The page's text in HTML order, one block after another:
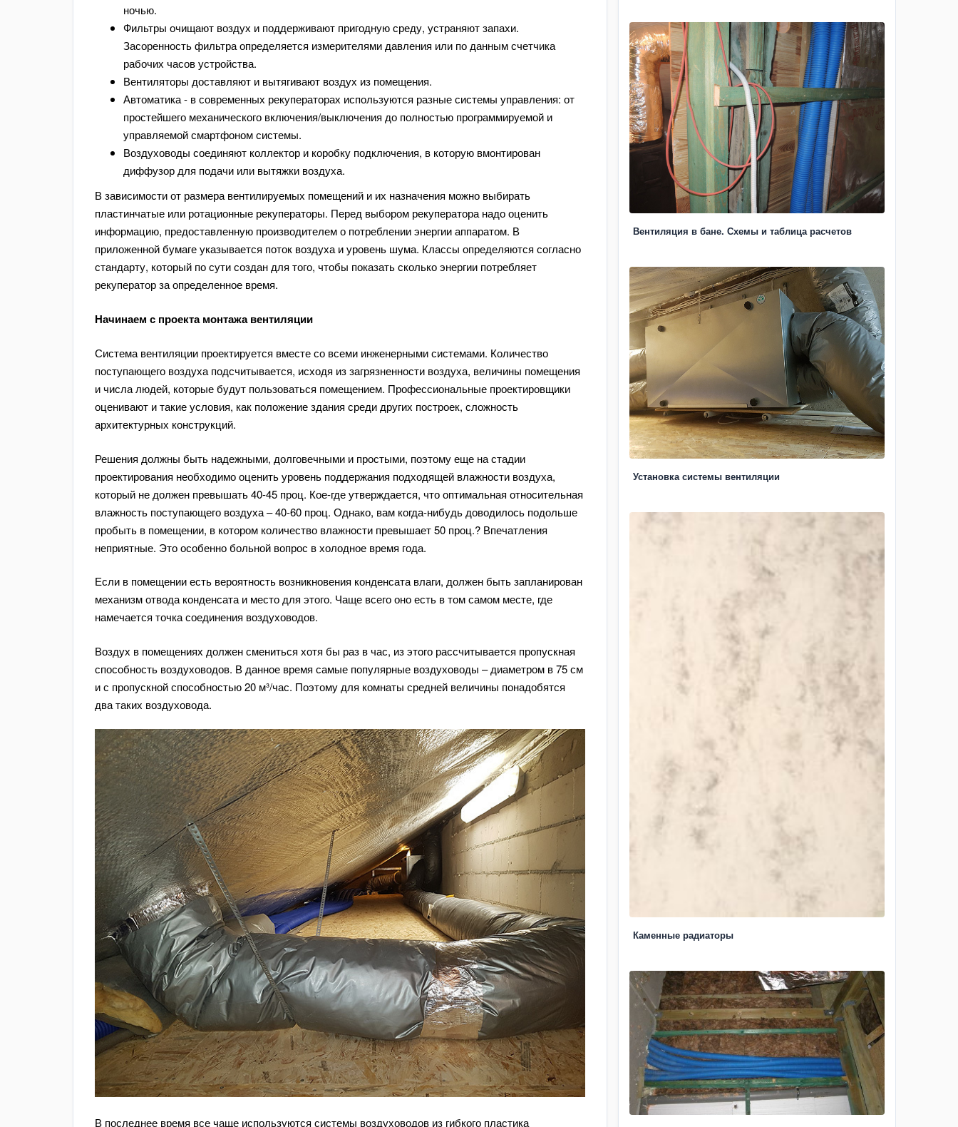
ночью.
Фильтры очищают воздух и поддерживают пригодную среду, устраняют запахи.
Засоренность фильтра определяется измерителями давления или по данным счетчика
рабочих часов устройства.
Вентиляторы доставляют и вытягивают воздух из помещения.
Автоматика - в современных рекуператорах используются разные системы управления: от
простейшего механического включения/выключения до полностью программируемой и
управляемой смартфоном системы.
Воздуховоды соединяют коллектор и коробку подключения, в которую вмонтирован
диффузор для подачи или вытяжки воздуха.
В зависимости от размера вентилируемых помещений и их назначения можно выбирать
пластинчатые или ротационные рекуператоры. Перед выбором рекуператора надо оценить
информацию, предоставленную производителем о потреблении энергии аппаратом. В
приложенной бумаге указывается поток воздуха и уровень шума. Классы определяются согласно
стандарту, который по сути создан для того, чтобы показать сколько энергии потребляет
рекуператор за определенное время.
Начинаем с проекта монтажа вентиляции
Система вентиляции проектируется вместе со всеми инженерными системами. Количество
поступающего воздуха подсчитывается, исходя из загрязненности воздуха, величины помещения
и числа людей, которые будут пользоваться помещением. Профессиональные проектировщики
оценивают и такие условия, как положение здания среди других построек, сложность
архитектурных конструкций.
Решения должны быть надежными, долговечными и простыми, поэтому еще на стадии
проектирования необходимо оценить уровень поддержания подходящей влажности воздуха,
который не должен превышать 40-45 проц. Кое-где утверждается, что оптимальная относительная
влажность поступающего воздуха – 40-60 проц. Однако, вам когда-нибудь доводилось подольше
пробыть в помещении, в котором количество влажности превышает 50 проц.? Впечатления
неприятные. Это особенно больной вопрос в холодное время года.
Если в помещении есть вероятность возникновения конденсата влаги, должен быть запланирован
механизм отвода конденсата и место для этого. Чаще всего оно есть в том самом месте, где
намечается точка соединения воздуховодов.
Воздух в помещениях должен смениться хотя бы раз в час, из этого рассчитывается пропускная
способность воздуховодов. В данное время самые популярные воздуховоды – диаметром в 75 см
и с пропускной способностью 20 м³/час. Поэтому для комнаты средней величины понадобятся
два таких воздуховода.
В последнее время все чаще используются системы воздуховодов из гибкого пластика
Вентиляция в бане. Схемы и таблица расчетов
Установка системы вентиляции
Каменные радиаторы